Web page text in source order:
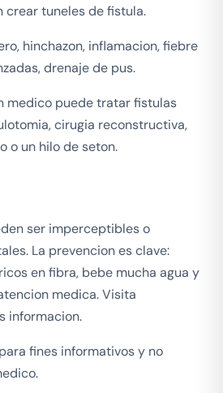
crear tuneles de fistula.
hinchazon, inflamacion, fiebre
drenaje de pus.
medico puede tratar fistulas
cirugia reconstructiva,
o un hilo de seton.
ser imperceptibles o
La prevencion es clave:
en fibra, bebe mucha agua y
medica. Visita
informacion.
fines informativos y no